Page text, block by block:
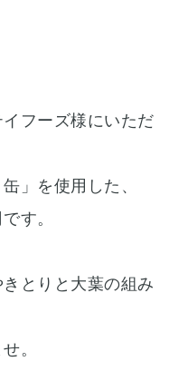
フーズ様にいただ
」を使用した、
す。
とりと大葉の組み
。